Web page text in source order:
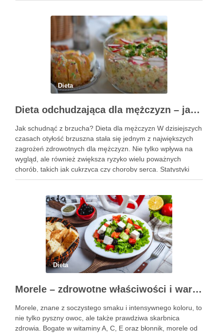
Dieta
Dieta odchudzająca dla mężczyzn – jak schudnąć z brzucha?
Jak schudnąć z brzucha? Dieta dla mężczyzn W dzisiejszych
czasach otyłość brzuszna stała się jednym z największych
zagrożeń zdrowotnych dla mężczyzn. Nie tylko wpływa na
wygląd, ale również zwiększa ryzyko wielu poważnych
chorób, takich jak cukrzyca czy choroby serca. Statystyki
pokazują, że obwód pasa przekraczający 102 cm jest
Dieta
Morele – zdrowotne właściwości i wartości odżywcze owoców
Morele, znane z soczystego smaku i intensywnego koloru, to
nie tylko pyszny owoc, ale także prawdziwa skarbnica
zdrowia. Bogate w witaminy A, C, E oraz błonnik, morele od